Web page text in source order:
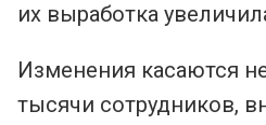
их выработка
Изменения касаются
тысячи сотрудников,